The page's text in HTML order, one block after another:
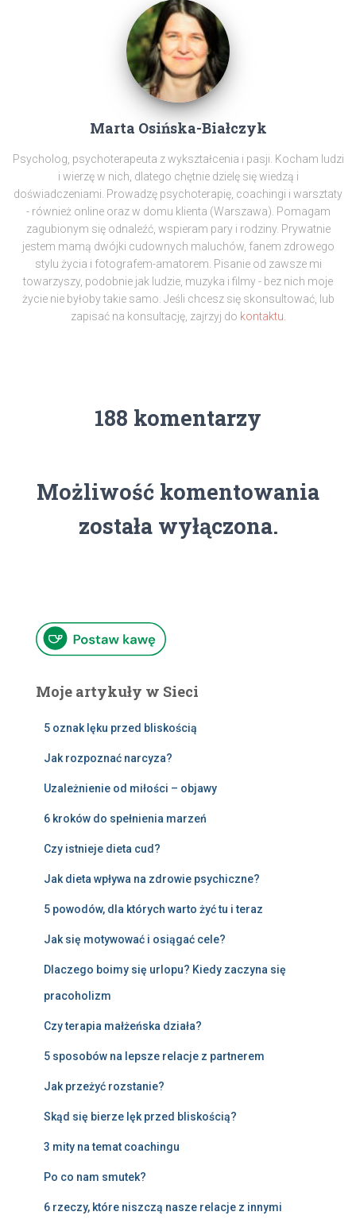
Marta Osińska-Białczyk
Psycholog, psychoterapeuta z wykształcenia i pasji. Kocham ludzi
i wierzę w nich, dlatego chętnie dzielę się wiedzą i
doświadczeniami. Prowadzę psychoterapię, coachingi i warsztaty
- również online oraz w domu klienta (Warszawa). Pomagam
zagubionym się odnaleźć, wspieram pary i rodziny. Prywatnie
jestem mamą dwójki cudownych maluchów, fanem zdrowego
stylu życia i fotografem-amatorem. Pisanie od zawsze mi
towarzyszy, podobnie jak ludzie, muzyka i filmy - bez nich moje
życie nie byłoby takie samo. Jeśli chcesz się skonsultować, lub
zapisać na konsultację, zajrzyj do kontaktu.
188 komentarzy
Możliwość komentowania
została wyłączona.
Moje artykuły w Sieci
5 oznak lęku przed bliskością
Jak rozpoznać narcyza?
Uzależnienie od miłości – objawy
6 kroków do spełnienia marzeń
Czy istnieje dieta cud?
Jak dieta wpływa na zdrowie psychiczne?
5 powodów, dla których warto żyć tu i teraz
Jak się motywować i osiągać cele?
Dlaczego boimy się urlopu? Kiedy zaczyna się
pracoholizm
Czy terapia małżeńska działa?
5 sposobów na lepsze relacje z partnerem
Jak przeżyć rozstanie?
Skąd się bierze lęk przed bliskością?
3 mity na temat coachingu
Po co nam smutek?
6 rzeczy, które niszczą nasze relacje z innymi